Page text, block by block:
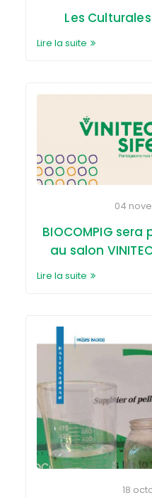
Les
Lire la suite
04
BIOCOMPIG
au salon
Lire la suite
18